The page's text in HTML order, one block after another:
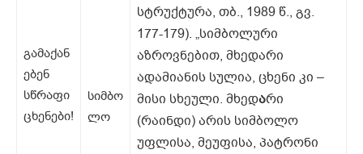
გამაქან
ებენ
სწრაფი
ცხენები!
სიმბო
ლო
სტრუქტურა, თბ., 1989 წ., გვ.
177-179). „სიმბოლური
აზროვნებით, მხედარი
ადამიანის სულია, ცხენი კი –
მისი სხეული. მხედარი
(რაინდი) არის სიმბოლო
უფლისა, მეუფისა, პატრონი